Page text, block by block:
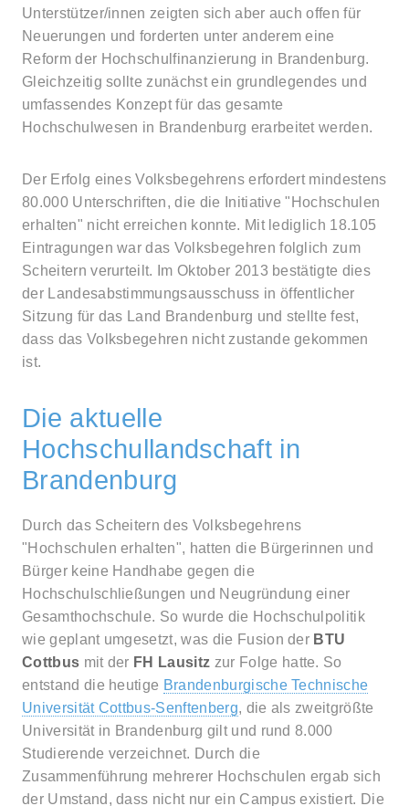
Unterstützer/innen zeigten sich aber auch offen für
Neuerungen und forderten unter anderem eine
Reform der Hochschulfinanzierung in Brandenburg.
Gleichzeitig sollte zunächst ein grundlegendes und
umfassendes Konzept für das gesamte
Hochschulwesen in Brandenburg erarbeitet werden.
Der Erfolg eines Volksbegehrens erfordert mindestens
80.000 Unterschriften, die die Initiative "Hochschulen
erhalten" nicht erreichen konnte. Mit lediglich 18.105
Eintragungen war das Volksbegehren folglich zum
Scheitern verurteilt. Im Oktober 2013 bestätigte dies
der Landesabstimmungsausschuss in öffentlicher
Sitzung für das Land Brandenburg und stellte fest,
dass das Volksbegehren nicht zustande gekommen
ist.
Die aktuelle
Hochschullandschaft in
Brandenburg
Durch das Scheitern des Volksbegehrens
"Hochschulen erhalten", hatten die Bürgerinnen und
Bürger keine Handhabe gegen die
Hochschulschließungen und Neugründung einer
Gesamthochschule. So wurde die Hochschulpolitik
wie geplant umgesetzt, was die Fusion der BTU
Cottbus mit der FH Lausitz zur Folge hatte. So
entstand die heutige Brandenburgische Technische
Universität Cottbus-Senftenberg, die als zweitgrößte
Universität in Brandenburg gilt und rund 8.000
Studierende verzeichnet. Durch die
Zusammenführung mehrerer Hochschulen ergab sich
der Umstand, dass nicht nur ein Campus existiert. Die